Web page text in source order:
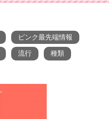
ピンク最先端情報
流行 種類